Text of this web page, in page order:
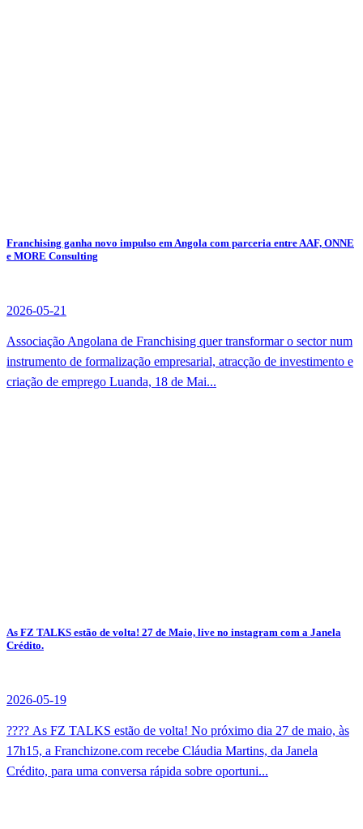
Franchising ganha novo impulso em Angola com parceria entre AAF, ONNE
e MORE Consulting
2026-05-21
Associação Angolana de Franchising quer transformar o sector num
instrumento de formalização empresarial, atracção de investimento e
criação de emprego Luanda, 18 de Mai...
As FZ TALKS estão de volta! 27 de Maio, live no instagram com a Janela
Crédito.
2026-05-19
???? As FZ TALKS estão de volta! No próximo dia 27 de maio, às
17h15, a Franchizone.com recebe Cláudia Martins, da Janela
Crédito, para uma conversa rápida sobre oportuni...